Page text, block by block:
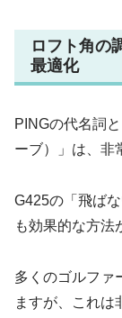
ロフト角の
最適化
PINGの代名詞
ーブ）」は、非
G425の「飛ば
も効果的な方法
多くのゴルファ
ますが、これは